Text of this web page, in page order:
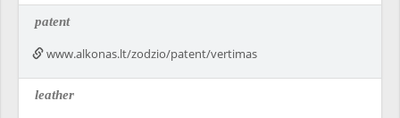
patent
www.alkonas.lt/zodzio/patent/vertimas
leather